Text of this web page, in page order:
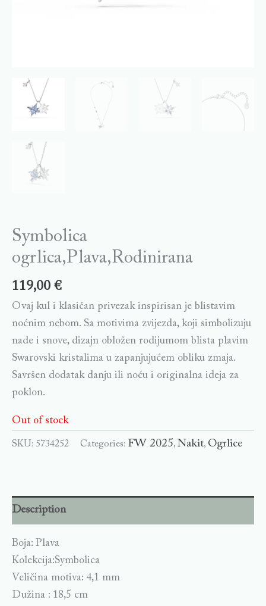
Symbolica
ogrlica,Plava,Rodinirana
119,00 €
Ovaj kul i klasičan privezak inspirisan je blistavim
noćnim nebom. Sa motivima zvijezda, koji simbolizuju
nade i snove, dizajn obložen rodijumom blista plavim
Swarovski kristalima u zapanjujućem obliku zmaja.
Savršen dodatak danju ili noću i originalna ideja za
poklon.
Out of stock
SKU: 5734252 Categories: FW 2025, Nakit, Ogrlice
Description
Boja: Plava
Kolekcija:Symbolica
Veličina motiva: 4,1 mm
Dužina : 18,5 cm